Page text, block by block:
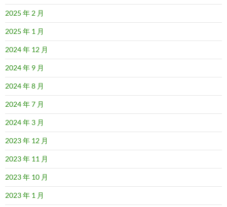
2025 年 2 月
2025 年 1 月
2024 年 12 月
2024 年 9 月
2024 年 8 月
2024 年 7 月
2024 年 3 月
2023 年 12 月
2023 年 11 月
2023 年 10 月
2023 年 1 月